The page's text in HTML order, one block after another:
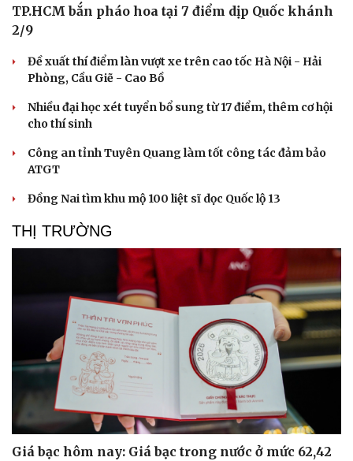
Thể thao
Bóng đá
Lịch thi đấu bóng đá
eSports
Hậu trường
Ô tô
TP.HCM bắn pháo hoa tại 7 điểm dịp Quốc khánh
2/9
Đề xuất thí điểm làn vượt xe trên cao tốc Hà Nội - Hải
Phòng, Cầu Giẽ - Cao Bồ
Nhiều đại học xét tuyển bổ sung từ 17 điểm, thêm cơ hội
cho thí sinh
Công an tỉnh Tuyên Quang làm tốt công tác đảm bảo
ATGT
Đồng Nai tìm khu mộ 100 liệt sĩ dọc Quốc lộ 13
THỊ TRƯỜNG
Giá bạc hôm nay: Giá bạc trong nước ở mức 62,42